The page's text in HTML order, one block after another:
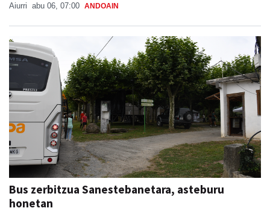
Aiurri abu 06, 07:00 ANDOAIN
Bus zerbitzua Sanestebanetara, asteburu
honetan